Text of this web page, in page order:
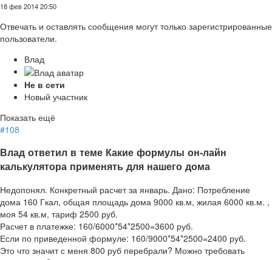
18 фев 2014 20:50
Отвечать и оставлять сообщения могут только зарегистрированные
пользователи.
Влад
Не в сети
Новый участник
Показать ещё
#108
Влад ответил в теме Какие формулы он-лайн
калькулятора применять для нашего дома
Недопонял. Конкретный расчет за январь. Дано: Потребление
дома 160 Гкал, общая площадь дома 9000 кв.м, жилая 6000 кв.м. ,
моя 54 кв.м, тариф 2500 руб.
Расчет в платежке: 160/6000*54*2500=3600 руб.
Если по приведенной формуле: 160/9000*54*2500=2400 руб.
Это что значит с меня 800 руб перебрали? Можно требовать